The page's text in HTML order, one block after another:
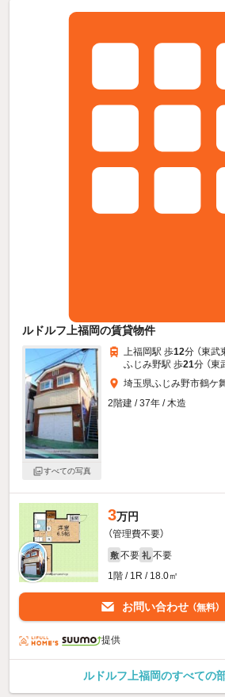
ルドルフ上福岡の賃貸物件
すべての写真
上福岡駅 歩12分 （東武
ふじみ野駅 歩21分 （東
埼玉県ふじみ野市鶴ケ
2階建 / 37年 / 木造
3万円
（管理費不要）
敷 不要 礼 不要
1階 / 1R / 18.0㎡
お問い合わせ （無料）
提供
ルドルフ上福岡のすべての